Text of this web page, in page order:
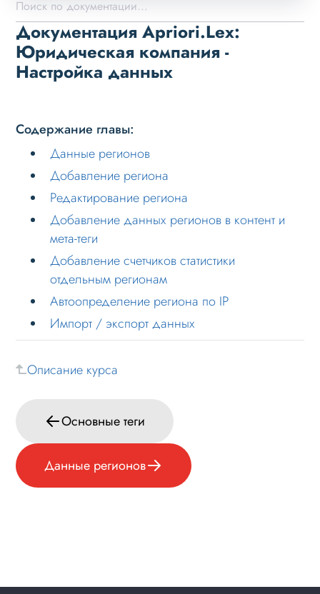
Возможности
Примеры страниц
Установка и обновление
Оформление контента
Слайдер
Мультирегиональность
Возможности
Настройка решения
Настройка на хостинге
Режимы работы
Основные теги
Данные регионов
Редактирование региона
Добавление данных регионов в
контент и мета-теги
Добавление счетчиков статистики
Настройка Sitemap
Документация Apriori.Lex:
Юридическая компания -
Настройка данных
Содержание главы:
Данные регионов
Добавление региона
Редактирование региона
Добавление данных регионов в контент и
мета-теги
Добавление счетчиков статистики
отдельным регионам
Автоопределение региона по IP
Импорт / экспорт данных
Описание курса
Основные теги
Данные регионов